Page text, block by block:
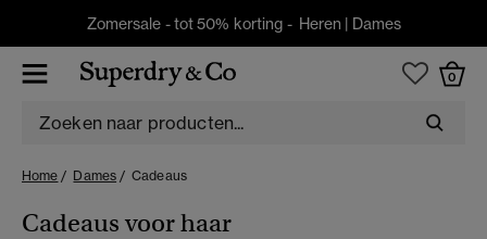
Zomersale - tot 50% korting - Heren | Dames
0
Home Dames Cadeaus
Cadeaus voor haar